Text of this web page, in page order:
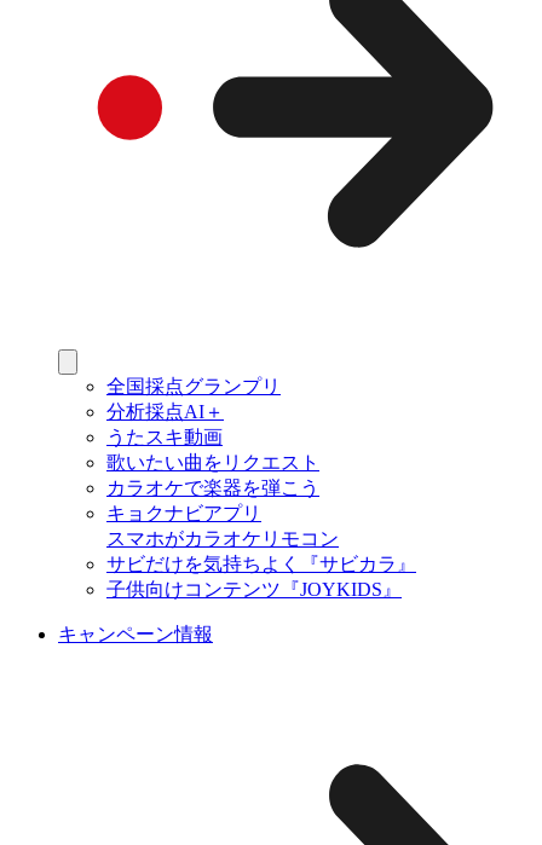
全国採点グランプリ
分析採点AI＋
うたスキ動画
歌いたい曲をリクエスト
カラオケで楽器を弾こう
キョクナビアプリ
スマホがカラオケリモコン
サビだけを気持ちよく『サビカラ』
子供向けコンテンツ『JOYKIDS』
キャンペーン情報